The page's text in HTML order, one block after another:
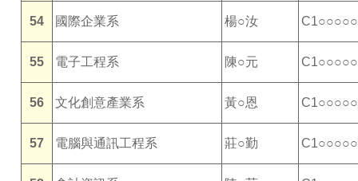
54 國際企業系 楊○汝
55 電子工程系 陳○元
56 文化創意產業系 黃○恩
57 電腦與通訊工程系 莊○勤